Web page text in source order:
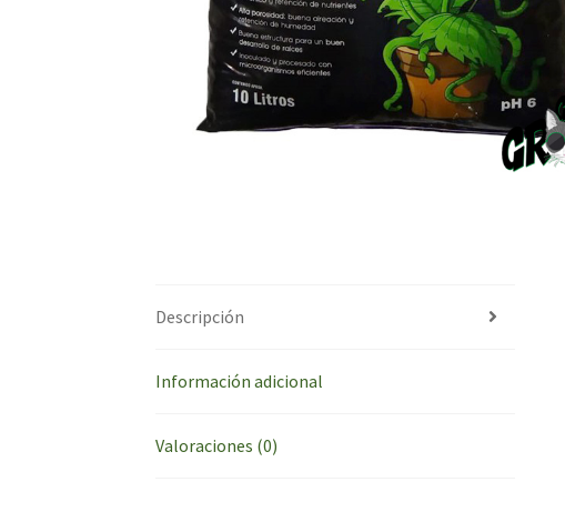
Descripción
Información adicional
Valoraciones (0)